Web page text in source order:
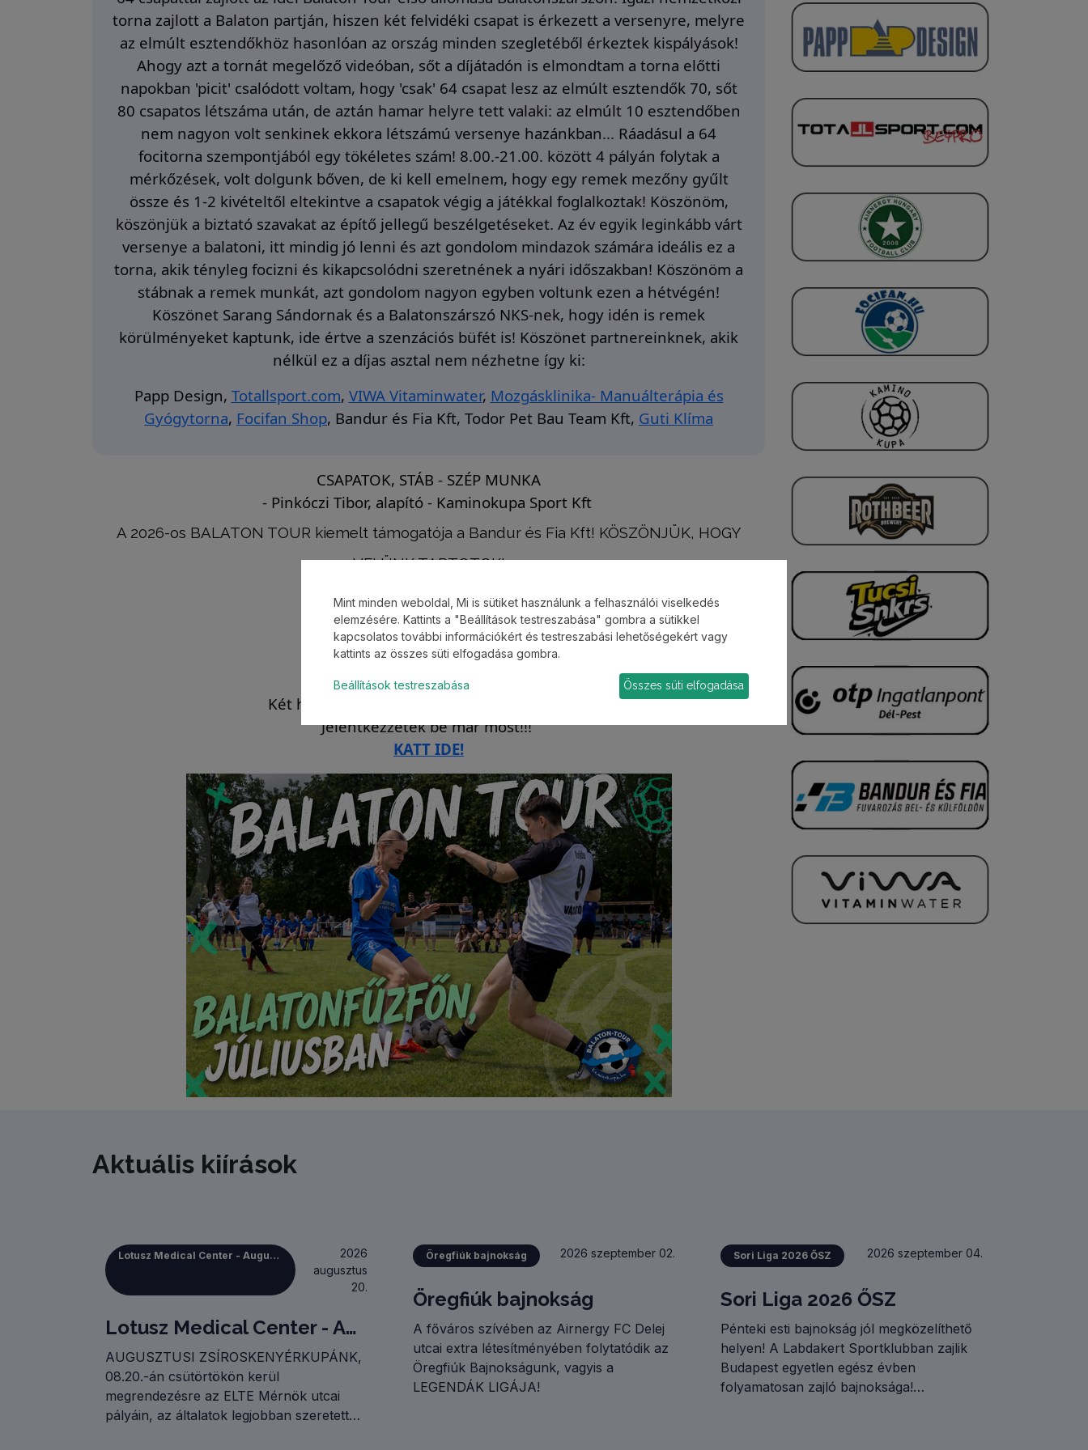
torna zajlott a Balaton partján, hiszen két felvidéki csapat is érkezett a versenyre, melyre
az elmúlt esztendőkhöz hasonlóan az ország minden szegletéből érkeztek kispályások!
Ahogy azt a tornát megelőző videóban, sőt a díjátadón is elmondtam a torna előtti
napokban 'picit' csalódott voltam, hogy 'csak' 64 csapat lesz az elmúlt esztendők 70, sőt
80 csapatos létszáma után, de aztán hamar helyre tett valaki: az elmúlt 10 esztendőben
nem nagyon volt senkinek ekkora létszámú versenye hazánkban... Ráadásul a 64
focitorna szempontjából egy tökéletes szám! 8.00.-21.00. között 4 pályán folytak a
mérkőzések, volt dolgunk bőven, de ki kell emelnem, hogy egy remek mezőny gyűlt
össze és 1-2 kivételtől eltekintve a csapatok végig a játékkal foglalkoztak! Köszönöm,
köszönjük a biztató szavakat az építő jellegű beszélgetéseket. Az év egyik leginkább várt
versenye a balatoni, itt mindig jó lenni és azt gondolom mindazok számára ideális ez a
torna, akik tényleg focizni és kikapcsolódni szeretnének a nyári időszakban! Köszönöm a
stábnak a remek munkát, azt gondolom nagyon egyben voltunk ezen a hétvégén!
Köszönet Sarang Sándornak és a Balatonszárszó NKS-nek, hogy idén is remek
körülményeket kaptunk, ide értve a szenzációs büfét is! Köszönet partnereinknek, akik
nélkül ez a díjas asztal nem nézhetne így ki:
Papp Design, Totallsport.com, VIWA Vitaminwater, Mozgásklinika- Manuálterápia és
Gyógytorna, Focifan Shop, Bandur és Fia Kft, Todor Pet Bau Team Kft, Guti Klíma
CSAPATOK, STÁB - SZÉP MUNKA
- Pinkóczi Tibor, alapító - Kaminokupa Sport Kft
A 2026-os BALATON TOUR kiemelt támogatója a Bandur és Fia Kft! KÖSZÖNJÜK, HOGY
VELÜNK TARTOTOK!
Két hét múlva újra találkozunk Balatonfűzfőn
Jelentkezzetek be már most!!!
KATT IDE!
Aktuális kiírások
Lotusz Medical Center - Augusztus 20-i Zsíroskenyérkupa
2026
augusztus
20.
Lotusz Medical Center - Augusztus 20-i Zsíroskenyérkupa
AUGUSZTUSI ZSÍROSKENYÉRKUPÁNK,
08.20.-án csütörtökön kerül
megrendezésre az ELTE Mérnök utcai
pályáin, az általatok legjobban szeretett
Öregfiúk bajnokság 2026 szeptember 02.
Öregfiúk bajnokság
A főváros szívében az Airnergy FC Delej
utcai extra létesítményében folytatódik az
Öregfiúk Bajnokságunk, vagyis a
LEGENDÁK LIGÁJA!
Sori Liga 2026 ŐSZ 2026 szeptember 04.
Sori Liga 2026 ŐSZ
Pénteki esti bajnokság jól megközelíthető
helyen! A Labdakert Sportklubban zajlik
Budapest egyetlen egész évben
folyamatosan zajló bajnoksága!
Mint minden weboldal, Mi is sütiket használunk a felhasználói viselkedés
elemzésére. Kattints a "Beállítások testreszabása" gombra a sütikkel
kapcsolatos további információkért és testreszabási lehetőségekért vagy
kattints az összes süti elfogadása gombra.
Beállítások testreszabása Összes süti elfogadása